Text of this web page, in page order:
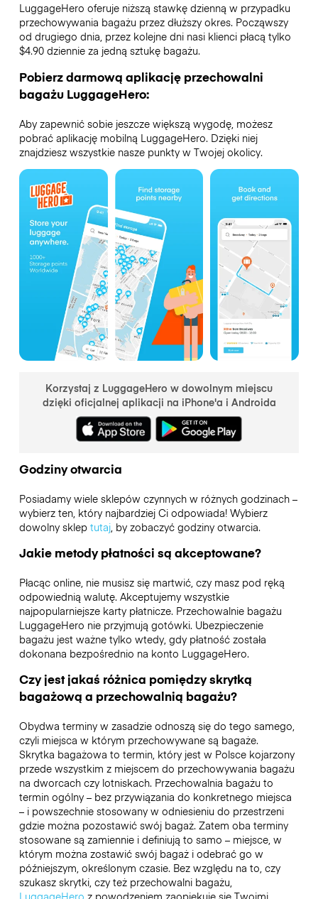
LuggageHero oferuje niższą stawkę dzienną w przypadku
przechowywania bagażu przez dłuższy okres. Począwszy
od drugiego dnia, przez kolejne dni nasi klienci płacą tylko
$4.90 dziennie za jedną sztukę bagażu.
Pobierz darmową aplikację przechowalni
bagażu LuggageHero:
Aby zapewnić sobie jeszcze większą wygodę, możesz
pobrać aplikację mobilną LuggageHero. Dzięki niej
znajdziesz wszystkie nasze punkty w Twojej okolicy.
Korzystaj z LuggageHero w dowolnym miejscu
dzięki oficjalnej aplikacji na iPhone'a i Androida
Godziny otwarcia
Posiadamy wiele sklepów czynnych w różnych godzinach –
wybierz ten, który najbardziej Ci odpowiada! Wybierz
dowolny sklep tutaj, by zobaczyć godziny otwarcia.
Jakie metody płatności są akceptowane?
Płacąc online, nie musisz się martwić, czy masz pod ręką
odpowiednią walutę. Akceptujemy wszystkie
najpopularniejsze karty płatnicze. Przechowalnie bagażu
LuggageHero nie przyjmują gotówki. Ubezpieczenie
bagażu jest ważne tylko wtedy, gdy płatność została
dokonana bezpośrednio na konto LuggageHero.
Czy jest jakaś różnica pomiędzy skrytką
bagażową a przechowalnią bagażu?
Obydwa terminy w zasadzie odnoszą się do tego samego,
czyli miejsca w którym przechowywane są bagaże.
Skrytka bagażowa to termin, który jest w Polsce kojarzony
przede wszystkim z miejscem do przechowywania bagażu
na dworcach czy lotniskach. Przechowalnia bagażu to
termin ogólny – bez przywiązania do konkretnego miejsca
– i powszechnie stosowany w odniesieniu do przestrzeni
gdzie można pozostawić swój bagaż. Zatem oba terminy
stosowane są zamiennie i definiują to samo – miejsce, w
którym można zostawić swój bagaż i odebrać go w
późniejszym, określonym czasie. Bez względu na to, czy
szukasz skrytki, czy też przechowalni bagażu,